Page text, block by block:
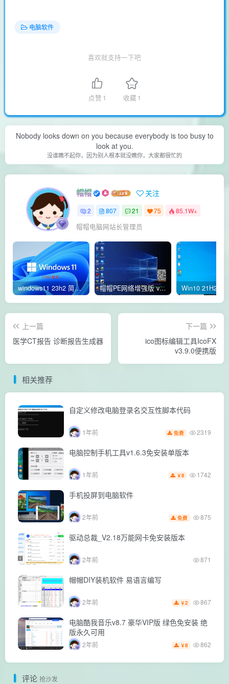
电脑软件
喜欢就支持一下吧
点赞 1 收藏 1
Nobody looks down on you because everybody is too busy to
look at you.
没谁瞧不起你，因为别人根本就没瞧你，大家都很忙的
帽帽 关注
2 807 21 75 85.1W+
帽帽电脑网站长管理员
windows11 23h2 简体中文版64位 正式版 帽帽PE网络增强版 v2.4版本
上一篇
医学CT报告 诊断报告生成器
下一篇
ico图标编辑工具IcoFX
v3.9.0便携版
相关推荐
自定义修改电脑登录名交互性脚本代码
1年前 免费 2319
电脑控制手机工具v1.6.3免安装单版本
1年前 ￥8 1742
手机投屏到电脑软件
2年前 免费 875
驱动总裁_V2.18万能网卡免安装版本
2年前 871
帽帽DIY装机软件 易语言编写
2年前 ￥2 867
电脑酷我音乐v8.7 豪华VIP版 绿色免安装 绝
版永久可用
2年前 ￥8 862
评论 抢沙发